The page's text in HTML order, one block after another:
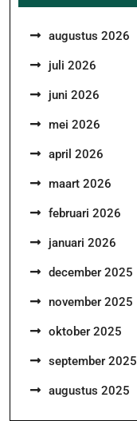
augustus 2026
juli 2026
juni 2026
mei 2026
april 2026
maart 2026
februari 2026
januari 2026
december 2025
november 2025
oktober 2025
september 2025
augustus 2025